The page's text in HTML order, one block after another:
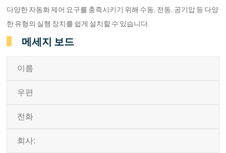
다양한 자동화 제어 요구를 충족시키기 위해 수동, 전동, 공기압 등 다양
한 유형의 실행 장치를 쉽게 설치할 수 있습니다.
메세지 보드